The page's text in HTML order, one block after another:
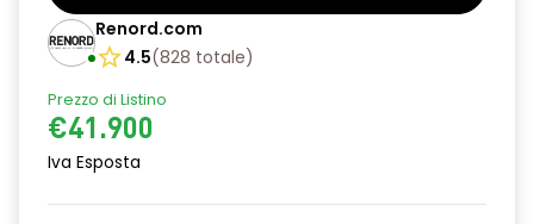
Renord.com
4.5(828 totale)
Prezzo di Listino
€41.900
Iva Esposta